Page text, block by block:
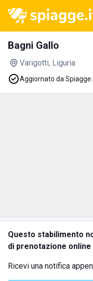
Bagni Gallo
Varigotti, Liguria
Aggiornato da
Questo stabilimento
di prenotazione online
Ricevi una notifica